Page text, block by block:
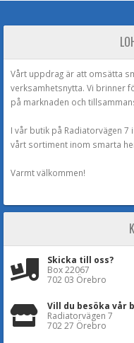
Vårt uppdrag är att omsätta
verksamhetsnytta. Vi brinner
på marknaden och
I vår butik på Radiatorvägen
vårt sortiment inom smarta
Varmt välkommen!
Skicka till oss?
Box 22067
702 03 Örebro
Vill du besöka vår
Radiatorvägen 7
702 27 Örebro